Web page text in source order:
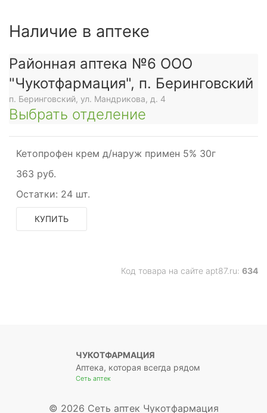
Наличие в аптеке
Районная аптека №6 ООО
"Чукотфармация", п. Беринговский
п. Беринговский, ул. Мандрикова, д. 4
Выбрать отделение
Кетопрофен крем д/наруж примен 5% 30г
363 руб.
Остатки: 24 шт.
КУПИТЬ
Код товара на сайте apt87.ru: 634
ЧУКОТФАРМАЦИЯ
Аптека, которая всегда рядом
Сеть аптек
© 2026 Сеть аптек Чукотфармация